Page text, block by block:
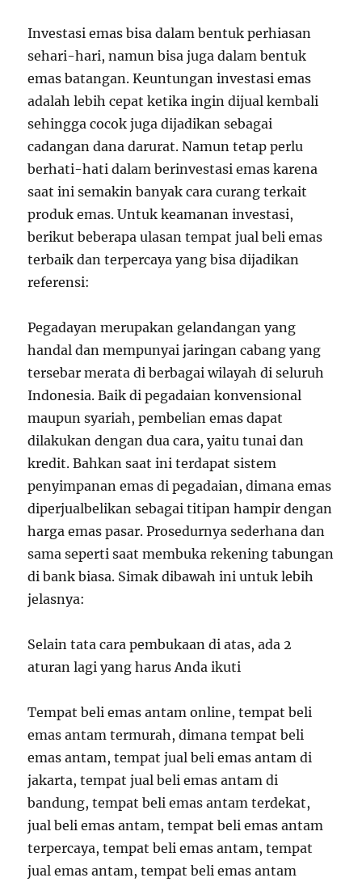
Investasi emas bisa dalam bentuk perhiasan
sehari-hari, namun bisa juga dalam bentuk
emas batangan. Keuntungan investasi emas
adalah lebih cepat ketika ingin dijual kembali
sehingga cocok juga dijadikan sebagai
cadangan dana darurat. Namun tetap perlu
berhati-hati dalam berinvestasi emas karena
saat ini semakin banyak cara curang terkait
produk emas. Untuk keamanan investasi,
berikut beberapa ulasan tempat jual beli emas
terbaik dan terpercaya yang bisa dijadikan
referensi:
Pegadayan merupakan gelandangan yang
handal dan mempunyai jaringan cabang yang
tersebar merata di berbagai wilayah di seluruh
Indonesia. Baik di pegadaian konvensional
maupun syariah, pembelian emas dapat
dilakukan dengan dua cara, yaitu tunai dan
kredit. Bahkan saat ini terdapat sistem
penyimpanan emas di pegadaian, dimana emas
diperjualbelikan sebagai titipan hampir dengan
harga emas pasar. Prosedurnya sederhana dan
sama seperti saat membuka rekening tabungan
di bank biasa. Simak dibawah ini untuk lebih
jelasnya:
Selain tata cara pembukaan di atas, ada 2
aturan lagi yang harus Anda ikuti
Tempat beli emas antam online, tempat beli
emas antam termurah, dimana tempat beli
emas antam, tempat jual beli emas antam di
jakarta, tempat jual beli emas antam di
bandung, tempat beli emas antam terdekat,
jual beli emas antam, tempat beli emas antam
terpercaya, tempat beli emas antam, tempat
jual emas antam, tempat beli emas antam